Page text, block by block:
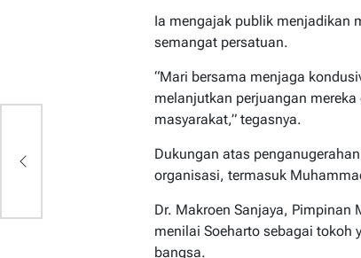
Ia mengajak publik menjadikan
semangat persatuan.
“Mari bersama menjaga
melanjutkan perjuangan
masyarakat,” tegasnya.
Dukungan atas
organisasi, termasuk
Dr. Makroen Sanjaya, Pimpinan
menilai Soeharto sebagai tokoh
bangsa.